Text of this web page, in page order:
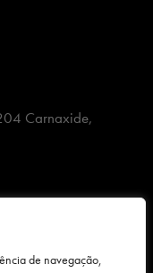
de navegação,
Carnaxide,